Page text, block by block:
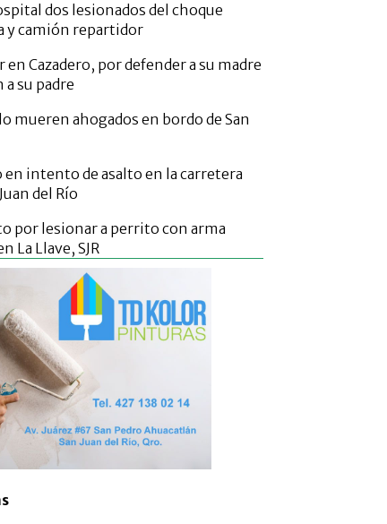
dos lesionados del choque
y camión repartidor
Cazadero, por defender a su madre
su padre
mueren ahogados en bordo de San
intento de asalto en la carretera
del Río
por lesionar a perrito con arma
La Llave, SJR